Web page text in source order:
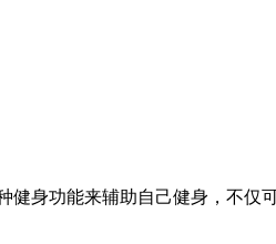
健身功能来辅助自己健身，不仅